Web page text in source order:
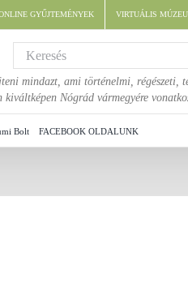
GYŰJTEMÉNYEK VIRTUÁLIS
mindazt, ami történelmi, régészeti,
kiváltképen Nógrád vármegyére
Bolt FACEBOOK OLDALUNK